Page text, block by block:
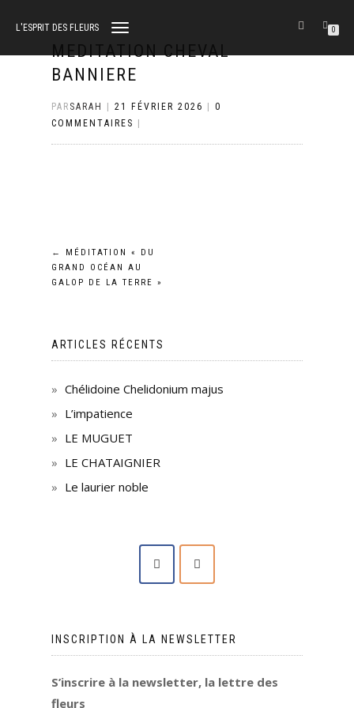
L'ESPRIT DES FLEURS
DÉPLIER
NAVIGATION
0
MEDITATION CHEVAL
BANNIERE
PAR SARAH 21 FÉVRIER 2026
0
COMMENTAIRES
Navigation
de
←
MÉDITATION « DU
GRAND OCÉAN AU
GALOP DE LA TERRE »
ARTICLES RÉCENTS
Chélidoine Chelidonium majus
L’impatience
LE MUGUET
LE CHATAIGNIER
Le laurier noble
INSCRIPTION À LA NEWSLETTER
S’inscrire à la newsletter, la lettre des
fleurs